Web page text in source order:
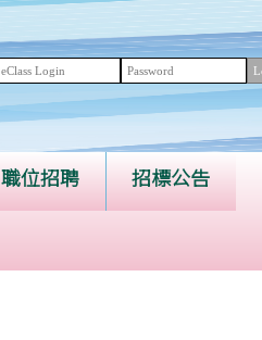
職位招聘 招標公告